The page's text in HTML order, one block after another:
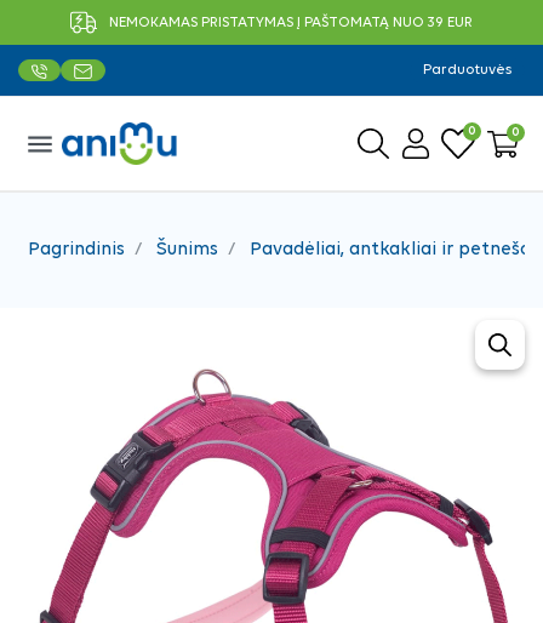
NEMOKAMAS PRISTATYMAS Į PAŠTOMATĄ NUO 39 EUR
Parduotuvės
menu 0 0
Pagrindinis Šunims Pavadėliai, antkakliai ir petnešos